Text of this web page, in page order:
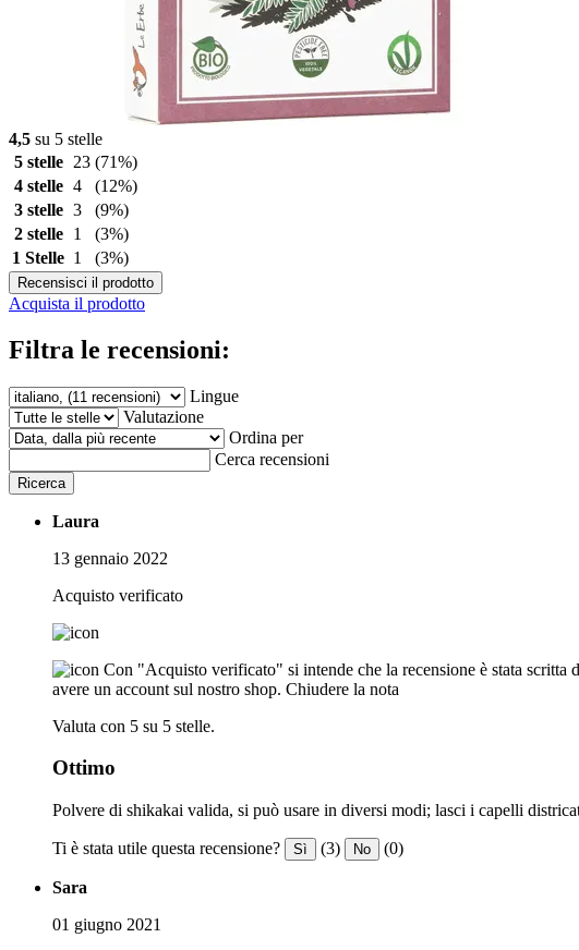
4,5 su 5 stelle
5 stelle
23 (71%)
4 stelle 4
(12%)
3 stelle 3
(9%)
2 stelle
1
(3%)
1 Stelle 1 (3%)
Recensisci il prodotto
Acquista il prodotto
Filtra le recensioni:
Lingue
Valutazione
Ordina per
Cerca recensioni
Ricerca
Laura
13 gennaio 2022
Acquisto verificato
Con "Acquisto verificato" si intende che la recensione è stata scritta
avere un account sul nostro shop. Chiudere la nota
Valuta con 5 su 5 stelle.
Ottimo
Polvere di shikakai valida, si può usare in diversi modi; lasci i capelli
Ti è stata utile questa recensione? Sì (3) No (0)
Sara
01 giugno 2021